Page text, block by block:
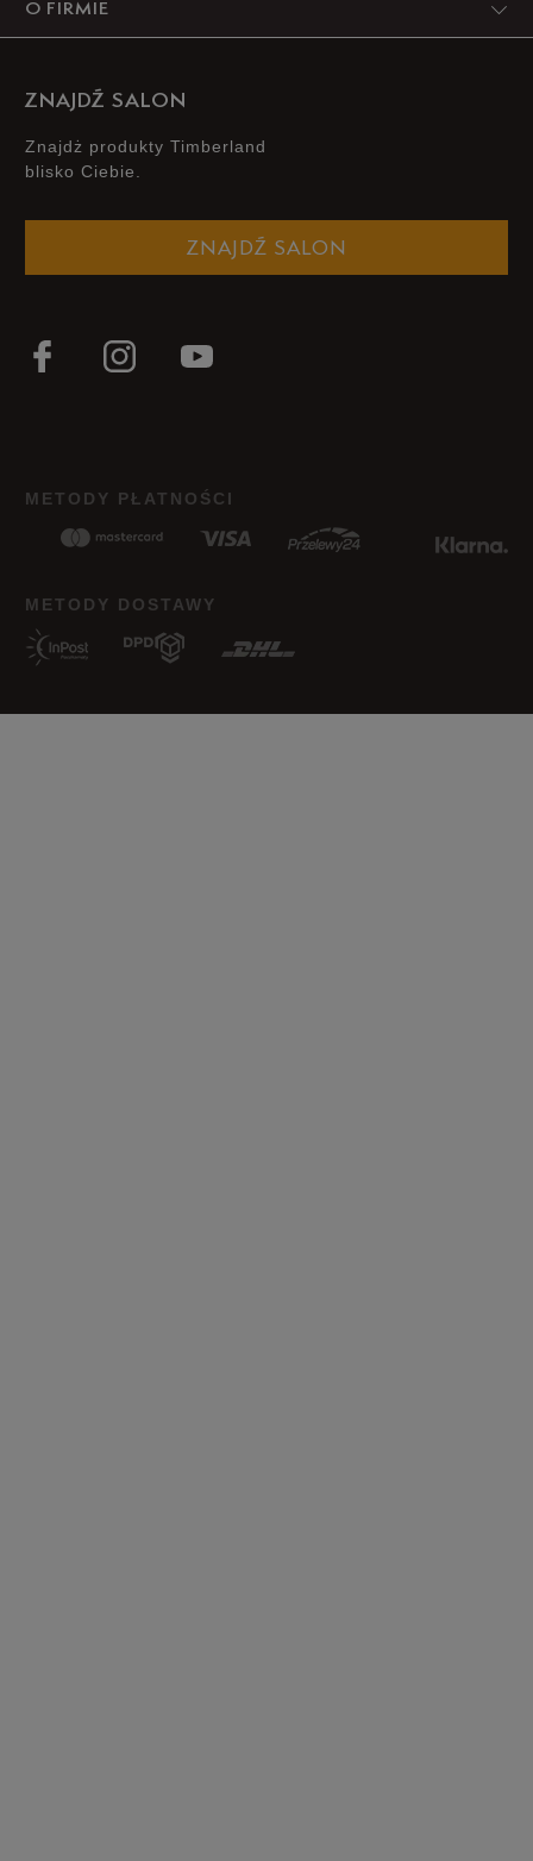
Zobacz jak zmierzyć stopę?
O FIRMIE
ZNAJDŹ SALON
Znajdż produkty Timberland
blisko Ciebie.
ZNAJDŹ SALON
METODY PŁATNOŚCI
METODY DOSTAWY